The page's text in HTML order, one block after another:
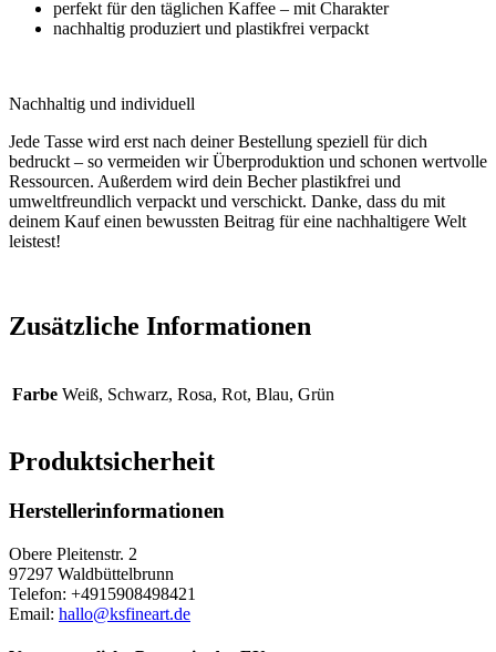
perfekt für den täglichen Kaffee – mit Charakter
nachhaltig produziert und plastikfrei verpackt
Nachhaltig und individuell
Jede Tasse wird erst nach deiner Bestellung speziell für dich
bedruckt – so vermeiden wir Überproduktion und schonen wertvolle
Ressourcen. Außerdem wird dein Becher plastikfrei und
umweltfreundlich verpackt und verschickt. Danke, dass du mit
deinem Kauf einen bewussten Beitrag für eine nachhaltigere Welt
leistest!
Zusätzliche Informationen
Farbe Weiß, Schwarz, Rosa, Rot, Blau, Grün
Produktsicherheit
Herstellerinformationen
Obere Pleitenstr. 2
97297 Waldbüttelbrunn
Telefon: +4915908498421
Email: hallo@ksfineart.de